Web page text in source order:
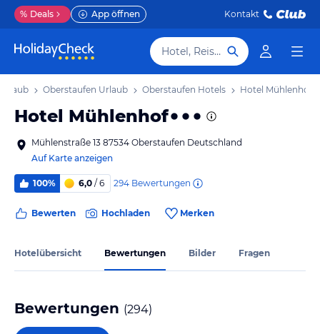
% Deals App öffnen Kontakt
Hotel, Reiseziel
Oberstaufen Urlaub Oberstaufen Hotels Hotel Mühlenhof
Hotel Mühlenhof
Mühlenstraße 13 87534 Oberstaufen Deutschland
Auf Karte anzeigen
100% 6,0 / 6 294 Bewertungen
Bewerten Hochladen Merken
Hotelübersicht Bewertungen Bilder Fragen
Bewertungen (294)